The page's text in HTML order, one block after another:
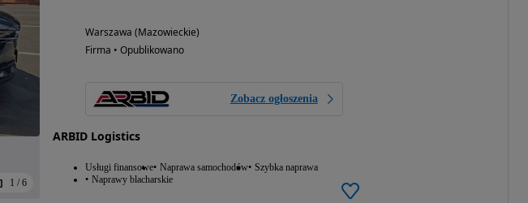
1 / 6
Warszawa (Mazowieckie)
Firma • Opublikowano
Zobacz ogłoszenia
ARBID Logistics
Usługi finansowe Naprawa samochodów Szybka naprawa
Naprawy blacharskie